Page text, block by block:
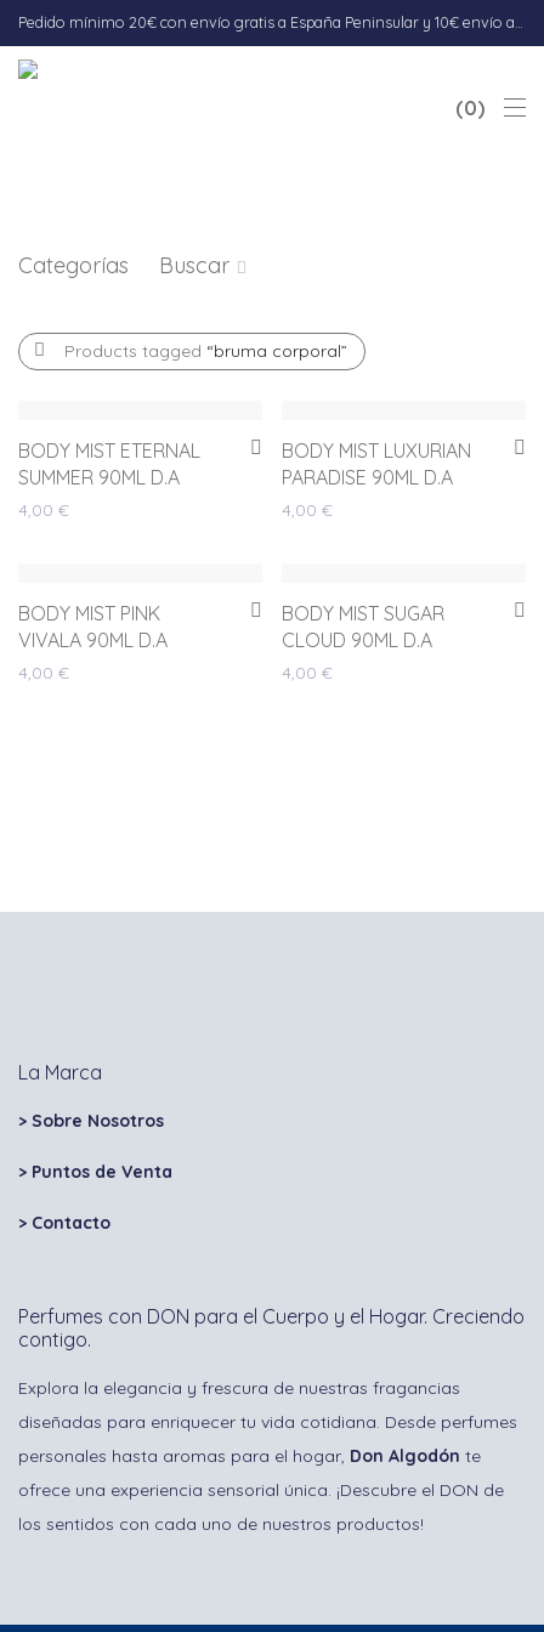
0
Categorías Buscar
Products tagged “bruma corporal”
BODY MIST ETERNAL
SUMMER 90ML D.A
4,00 €
BODY MIST LUXURIAN
PARADISE 90ML D.A
4,00 €
BODY MIST PINK
VIVALA 90ML D.A
4,00 €
BODY MIST SUGAR
CLOUD 90ML D.A
4,00 €
La Marca
> Sobre Nosotros
> Puntos de Venta
> Contacto
Perfumes con DON para el Cuerpo y el Hogar. Creciendo
contigo.
Explora la elegancia y frescura de nuestras fragancias
diseñadas para enriquecer tu vida cotidiana. Desde perfumes
personales hasta aromas para el hogar, Don Algodón te
ofrece una experiencia sensorial única. ¡Descubre el DON de
los sentidos con cada uno de nuestros productos!